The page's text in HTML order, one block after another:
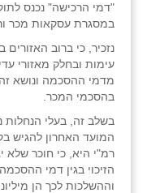
"דמי הרכישה" נכנס
במסגרת עסקאות מכר
נזכיר, כי ברוב
עימות ובחלק מאזורי
מדמי ההסכמה ונושא זה
בהסכמי המכר.
המועד האחרון להגיש
רמ"י היא, כי חוכר
הזיכוי בגין דמי
וההשלכות לכך הן